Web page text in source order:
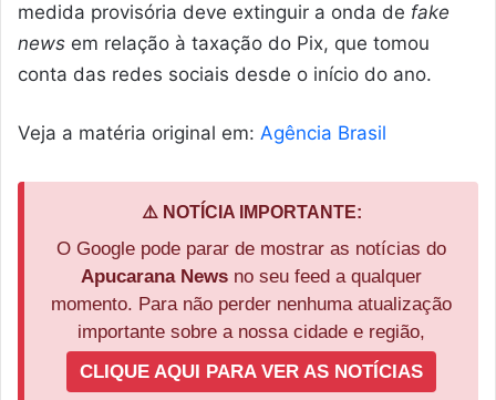
medida provisória deve extinguir a onda de fake
news em relação à taxação do Pix, que tomou
conta das redes sociais desde o início do ano.
Veja a matéria original em: Agência Brasil
⚠️ NOTÍCIA IMPORTANTE:
O Google pode parar de mostrar as notícias do
Apucarana News no seu feed a qualquer
momento. Para não perder nenhuma atualização
importante sobre a nossa cidade e região,
CLIQUE AQUI PARA VER AS NOTÍCIAS